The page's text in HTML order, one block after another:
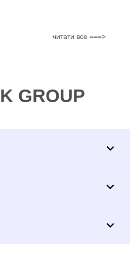
читати все ===>
GROUP